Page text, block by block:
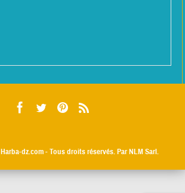
Harba-dz.com- Tous droits réservés. Par NLM Sarl.